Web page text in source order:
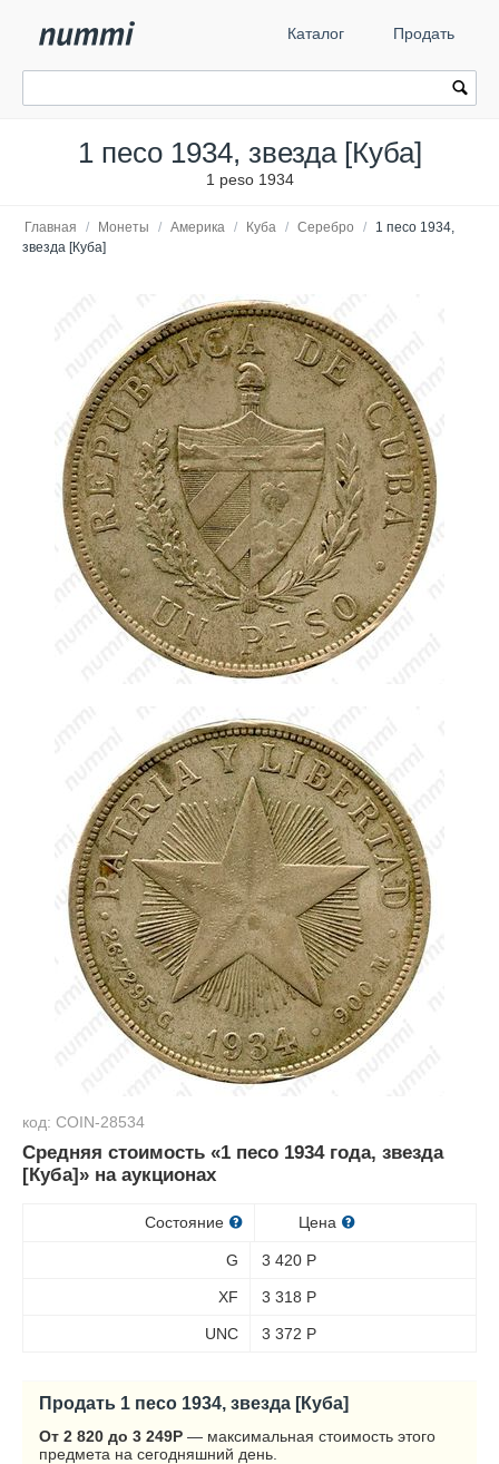
Каталог Продать
1 песо 1934, звезда [Куба]
1 peso 1934
Главная / Монеты / Америка / Куба / Серебро /
1 песо 1934,
звезда [Куба]
код: COIN-28534
Средняя стоимость «1 песо 1934 года, звезда
[Куба]» на аукционах
Состояние Цена
G 3 420 Р
XF 3 318 Р
UNC 3 372 Р
Продать 1 песо 1934, звезда [Куба]
От 2 820 до 3 249Р — максимальная стоимость этого
предмета на сегодняшний день.